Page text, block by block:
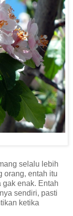
selalu lebih
orang, entah itu
enak. Entah
sendiri, pasti
ketika